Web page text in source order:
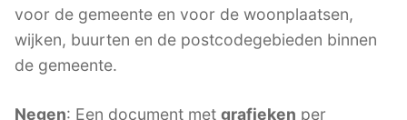
voor de gemeente en voor de woonplaatsen,
wijken, buurten en de postcodegebieden binnen
de gemeente.
Negen: Een document met grafieken per